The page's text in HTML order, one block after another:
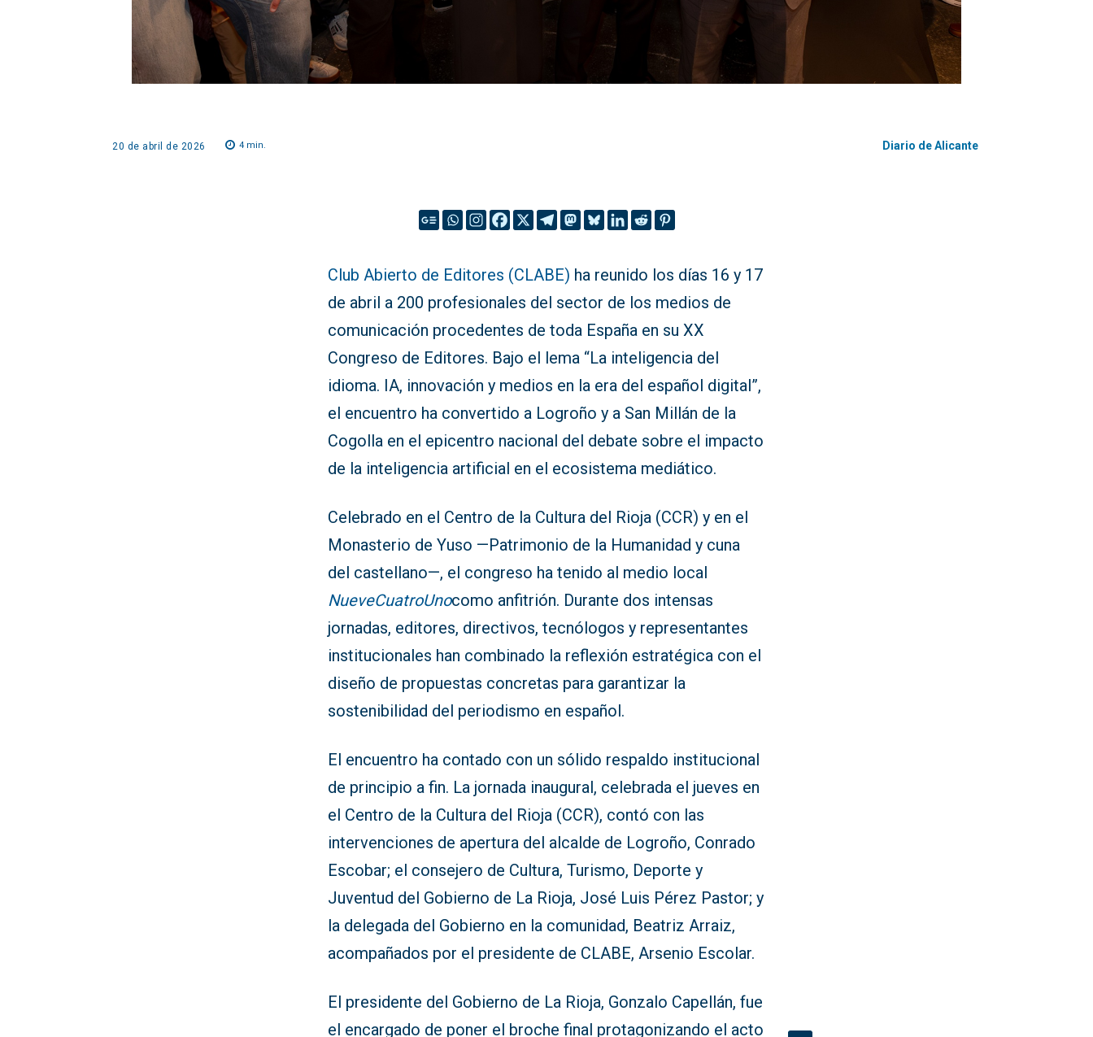
20 de abril de 2026 4min. Diario de Alicante
Club Abierto de Editores (CLABE) ha reunido los días 16 y 17
de abril a 200 profesionales del sector de los medios de
comunicación procedentes de toda España en su XX
Congreso de Editores. Bajo el lema “La inteligencia del
idioma. IA, innovación y medios en la era del español digital”,
el encuentro ha convertido a Logroño y a San Millán de la
Cogolla en el epicentro nacional del debate sobre el impacto
de la inteligencia artificial en el ecosistema mediático.
Celebrado en el Centro de la Cultura del Rioja (CCR) y en el
Monasterio de Yuso —Patrimonio de la Humanidad y cuna
del castellano—, el congreso ha tenido al medio local
NueveCuatroUnocomo anfitrión. Durante dos intensas
jornadas, editores, directivos, tecnólogos y representantes
institucionales han combinado la reflexión estratégica con el
diseño de propuestas concretas para garantizar la
sostenibilidad del periodismo en español.
El encuentro ha contado con un sólido respaldo institucional
de principio a fin. La jornada inaugural, celebrada el jueves en
el Centro de la Cultura del Rioja (CCR), contó con las
intervenciones de apertura del alcalde de Logroño, Conrado
Escobar; el consejero de Cultura, Turismo, Deporte y
Juventud del Gobierno de La Rioja, José Luis Pérez Pastor; y
la delegada del Gobierno en la comunidad, Beatriz Arraiz,
acompañados por el presidente de CLABE, Arsenio Escolar.
El presidente del Gobierno de La Rioja, Gonzalo Capellán, fue
el encargado de poner el broche final protagonizando el acto